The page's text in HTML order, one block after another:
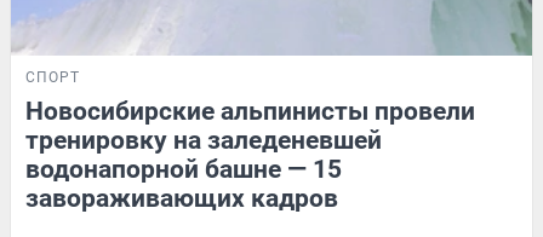
СПОРТ
Новосибирские альпинисты провели
тренировку на заледеневшей
водонапорной башне — 15
завораживающих кадров